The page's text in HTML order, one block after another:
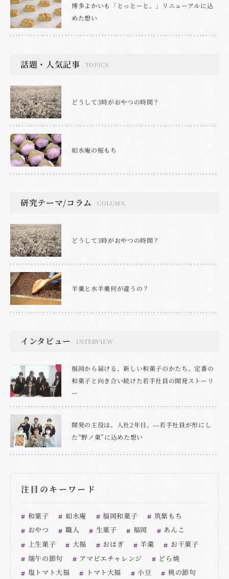
博多よかいも「とっとーと。」リニューアルに込
めた想い
話題・人気記事 TOPICS
どうして3時がおやつの時間？
如水庵の桜もち
研究テーマ/コラム COLUMN
どうして3時がおやつの時間？
羊羹と水羊羹何が違うの？
インタビュー INTERVIEW
福岡から届ける、新しい和菓子のかたち。定番の
和菓子と向き合い続けた若手社員の開発ストーリ
ー
開発の主役は、入社2年目。―若手社員が形にし
た“野ノ菓”に込めた想い
注目のキーワード
和菓子 如水庵 福岡和菓子
筑紫もち
おやつ
職人 生菓子 福岡
あんこ
上生菓子
大福 おはぎ 羊羹
お干菓子
端午の節句
アマビエチャレンジ
どら焼
塩トマト大福
トマト大福 小豆
桃の節句